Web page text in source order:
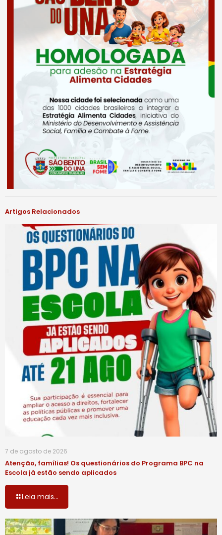
Artigos Relacionados
7 de agosto de 2026
Atenção, famílias! Os questionários do Programa BPC na
Escola já estão sendo aplicados
Leia mais...